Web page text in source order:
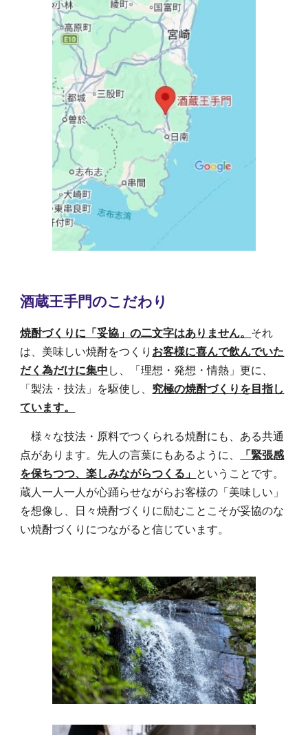
酒蔵王手門のこだわり
焼酎づくりに「妥協」の二文字はありません。 それ
は、美味しい焼酎をつくり お客様に喜んで飲んでいた
だく為だけに集中し、「理想・発想・情熱」更に、
「製法・技法」を駆使し、 究極の焼酎づくりを目指し
ています。
様々な技法・原料でつくられる焼酎にも、ある共通
点があります。先人の言葉にもあるように、
「緊張感
を保ちつつ、楽しみながらつくる」 ということです。
蔵人一人一人が心踊らせながらお客様の「美味しい」
を想像し、日々焼酎づくりに励むことこそが妥協のな
い焼酎づくりにつながると信じています。